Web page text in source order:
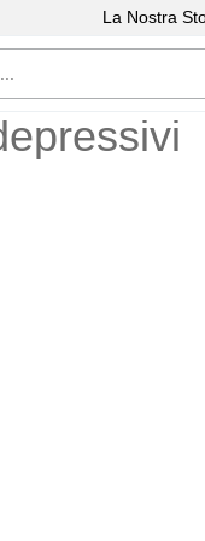
La Nostra